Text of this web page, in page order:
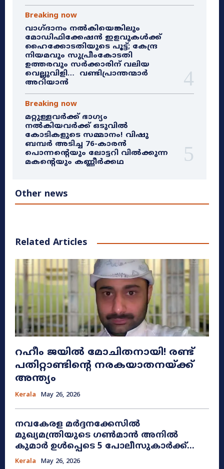
Breaking now
വാഗ്ദാനം നൽകിയെങ്കിലും
മോഡിഫിക്കേഷൻ ഇളവുകൾക്ക്
ഹൈക്കോടതിയുടെ പൂട്ട്; കേന്ദ്ര
നിയമവും സുപ്രീംകോടതി
ഉത്തരവും സർക്കാരിന് വലിയ
വെല്ലുവിളി… വണ്ടിപ്രാന്തന്മാർ
അറിയാൻ
Breaking now
മറ്റുള്ളവർക്ക് ഭാഗ്യം
നൽകിയവർക്ക് ഒടുവിൽ
കോടികളുടെ സമ്മാനം! വിഷു
ബമ്പർ അടിച്ച 76-കാരൻ
പൊന്നന്റെയും ലോട്ടറി വിൽക്കുന്ന
മകന്റെയും കണ്ണീർക്കഥ
Other news
Related Articles
റഹീം ജയിൽ മോചിതനായി! രണ്ട്
പതിറ്റാണ്ടിന്റെ നരകയാതനയ്ക്ക്
അന്ത്യം
Kerala May 26, 2026
നവകേരള മർദ്ദനക്കേസിൽ
മുഖ്യമന്ത്രിയുടെ ഗൺമാൻ അനിൽ
കുമാർ ഉൾപ്പെടെ 5 പോലീസുകാർക്ക്...
Kerala May 26, 2026